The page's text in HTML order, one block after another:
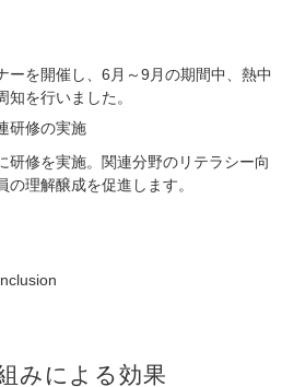
ーを開催し、6月～9月の期間中、熱中
知を行いました。
研修の実施
研修を実施。関連分野のリテラシー向
の理解醸成を促進します。
みによる効果